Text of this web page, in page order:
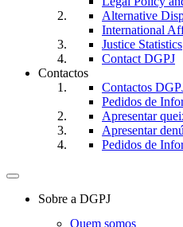
Alternative
International
Justice Statistics
Contact DGPJ
Contactos
Contactos
Pedidos de
Apresentar
Apresentar
Pedidos de
Toggle
navigationSobre a DGPJ
Quem somos